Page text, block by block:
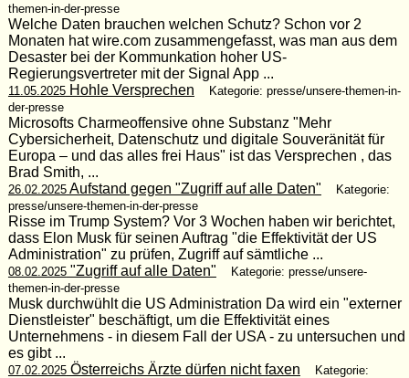
themen-in-der-presse
Welche Daten brauchen welchen Schutz? Schon vor 2
Monaten hat wire.com zusammengefasst, was man aus dem
Desaster bei der Kommunkation hoher US-
Regierungsvertreter mit der Signal App ...
11.05.2025Hohle Versprechen
Kategorie: presse/unsere-themen-in-
der-presse
Microsofts Charmeoffensive ohne Substanz "Mehr
Cybersicherheit, Datenschutz und digitale Souveränität für
Europa – und das alles frei Haus" ist das Versprechen , das
Brad Smith, ...
26.02.2025Aufstand gegen "Zugriff auf alle Daten"
Kategorie:
presse/unsere-themen-in-der-presse
Risse im Trump System? Vor 3 Wochen haben wir berichtet,
dass Elon Musk für seinen Auftrag "die Effektivität der US
Administration" zu prüfen, Zugriff auf sämtliche ...
08.02.2025"Zugriff auf alle Daten"
Kategorie: presse/unsere-
themen-in-der-presse
Musk durchwühlt die US Administration Da wird ein "externer
Dienstleister" beschäftigt, um die Effektivität eines
Unternehmens - in diesem Fall der USA - zu untersuchen und
es gibt ...
07.02.2025Österreichs Ärzte dürfen nicht faxen
Kategorie: